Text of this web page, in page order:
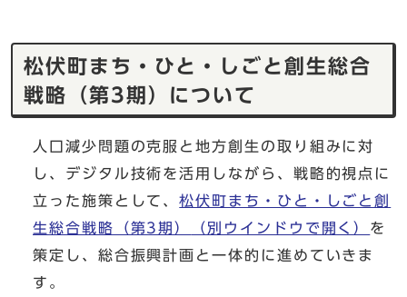
松伏町まち・ひと・しごと創生総合
戦略（第3期）について
人口減少問題の克服と地方創生の取り組みに対
し、デジタル技術を活用しながら、戦略的視点に
立った施策として、松伏町まち・ひと・しごと創
生総合戦略（第3期）
（別ウインドウで開く） を
策定し、総合振興計画と一体的に進めていきま
す。